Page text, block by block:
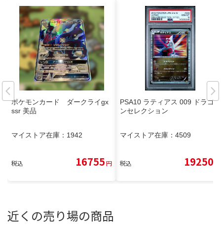
ポケモンカード ダークライgx
ssr 美品
マイストア在庫： 1942
税込 16755円
PSA10 ラティアス 009 ドラゴ
ンセレクション
マイストア在庫： 4509
税込 19250
近くの売り場の商品